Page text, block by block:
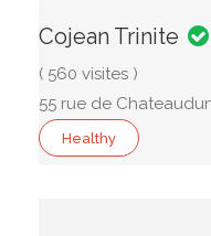
Cojean Trinite
( 560 visites )
55 rue de
Healthy